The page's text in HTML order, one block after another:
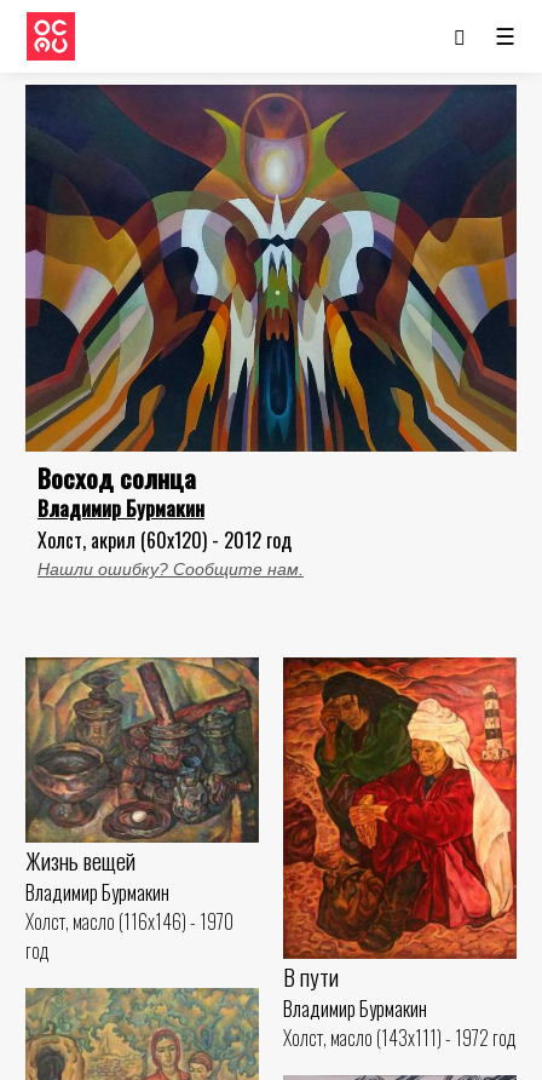
☰
Восход солнца
Владимир Бурмакин
Холст, акрил (60x120) - 2012 год
Нашли ошибку? Сообщите нам.
Жизнь вещей
Владимир Бурмакин
Холст, масло (116x146) - 1970
год
В пути
Владимир Бурмакин
Холст, масло (143x111) - 1972 год